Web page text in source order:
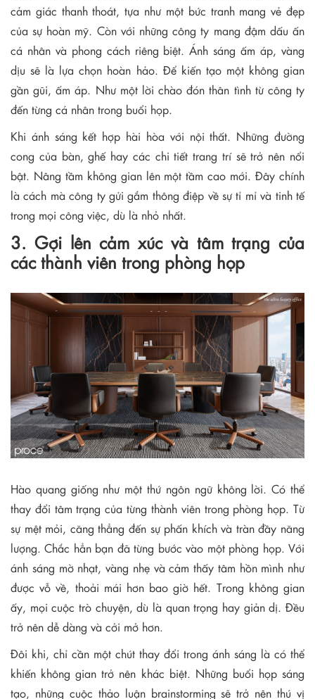
cảm giác thanh thoát, tựa như một bức tranh mang vẻ đẹp
của sự hoàn mỹ. Còn với những công ty mang đậm dấu ấn
cá nhân và phong cách riêng biệt. Ánh sáng ấm áp, vàng
dịu sẽ là lựa chọn hoàn hảo. Để kiến tạo một không gian
gần gũi, ấm áp. Như một lời chào đón thân tình từ công ty
đến từng cá nhân trong buổi họp.
Khi ánh sáng kết hợp hài hòa với nội thất. Những đường
cong của bàn, ghế hay các chi tiết trang trí sẽ trở nên nổi
bật. Nâng tầm không gian lên một tầm cao mới. Đây chính
là cách mà công ty gửi gắm thông điệp về sự tỉ mỉ và tinh tế
trong mọi công việc, dù là nhỏ nhất.
3. Gợi lên cảm xúc và tâm trạng của
các thành viên trong phòng họp
Hào quang giống như một thứ ngôn ngữ không lời. Có thể
thay đổi tâm trạng của từng thành viên trong phòng họp. Từ
sự mệt mỏi, căng thẳng đến sự phấn khích và tràn đầy năng
lượng. Chắc hẳn bạn đã từng bước vào một phòng họp. Với
ánh sáng mờ nhạt, vàng nhẹ và cảm thấy tâm hồn mình như
được vỗ về, thoải mái hơn bao giờ hết. Trong không gian
ấy, mọi cuộc trò chuyện, dù là quan trọng hay giản dị. Đều
trở nên dễ dàng và cởi mở hơn.
Đôi khi, chỉ cần một chút thay đổi trong ánh sáng là có thể
khiến không gian trở nên khác biệt. Những buổi họp sáng
tạo, những cuộc thảo luận brainstorming sẽ trở nên thú vị